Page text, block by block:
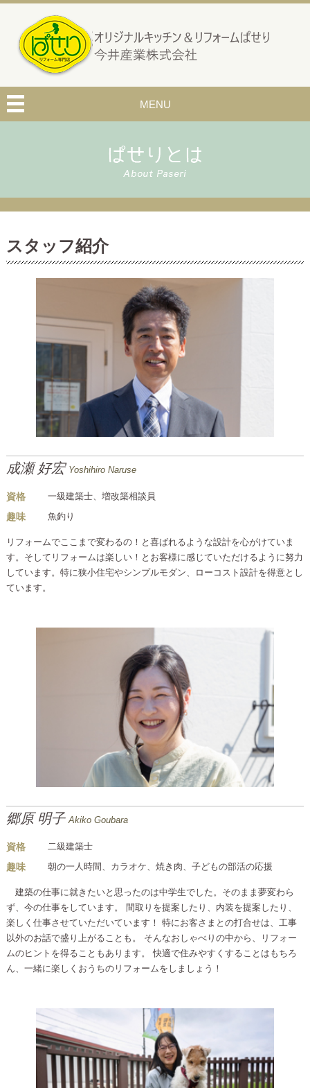
MENU
スタッフ紹介
成瀬 好宏 Yoshihiro Naruse
資格 一級建築士、増改築相談員
趣味 魚釣り
リフォームでここまで変わるの！と喜ばれるような設計を心がけていま
す。そしてリフォームは楽しい！とお客様に感じていただけるように努力
しています。特に狭小住宅やシンプルモダン、ローコスト設計を得意とし
ています。
郷原 明子 Akiko Goubara
資格 二級建築士
趣味 朝の一人時間、カラオケ、焼き肉、子どもの部活の応援
建築の仕事に就きたいと思ったのは中学生でした。そのまま夢変わら
ず、今の仕事をしています。 間取りを提案したり、内装を提案したり、
楽しく仕事させていただいています！ 特にお客さまとの打合せは、工事
以外のお話で盛り上がることも。 そんなおしゃべりの中から、リフォー
ムのヒントを得ることもあります。 快適で住みやすくすることはもちろ
ん、一緒に楽しくおうちのリフォームをしましょう！